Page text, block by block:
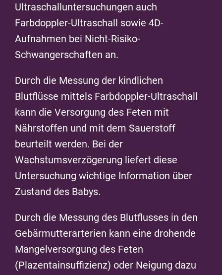
Ultraschalluntersuchungen auch
Farbdoppler-Ultraschall sowie 4D-
Aufnahmen bei Nicht-Risiko-
Schwangerschaften an.
Durch die Messung der kindlichen
Blutflüsse mittels Farbdoppler-Ultraschall
kann die Versorgung des Feten mit
Nährstoffen und mit dem Sauerstoff
beurteilt werden. Bei der
Wachstumsverzögerung liefert diese
Untersuchung wichtige Information über
Zustand des Babys.
Durch die Messung des Blutflusses in den
Gebärmutterarterien kann eine drohende
Mangelversorgung des Feten
(Plazentainsuffizienz) oder Neigung dazu